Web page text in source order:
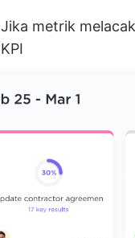
Jika metrik
KPI